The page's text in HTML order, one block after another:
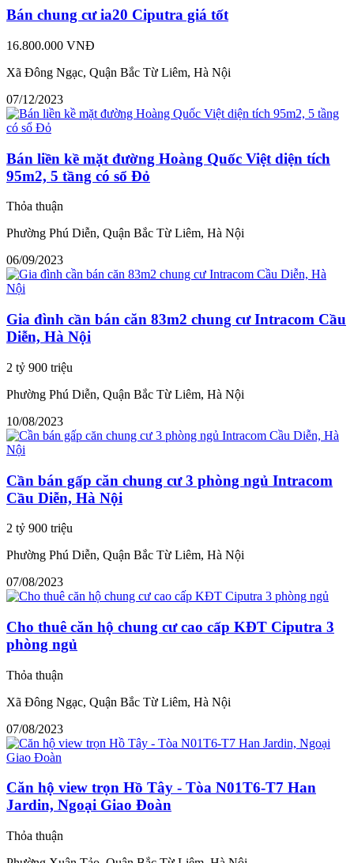
Bán chung cư ia20 Ciputra giá tốt
16.800.000 VNĐ
Xã Đông Ngạc, Quận Bắc Từ Liêm, Hà Nội
07/12/2023
Bán liền kề mặt đường Hoàng Quốc Việt diện tích
95m2, 5 tầng có sổ Đỏ
Thỏa thuận
Phường Phú Diễn, Quận Bắc Từ Liêm, Hà Nội
06/09/2023
Gia đình cần bán căn 83m2 chung cư Intracom Cầu
Diễn, Hà Nội
2 tỷ 900 triệu
Phường Phú Diễn, Quận Bắc Từ Liêm, Hà Nội
10/08/2023
Cần bán gấp căn chung cư 3 phòng ngủ Intracom
Cầu Diễn, Hà Nội
2 tỷ 900 triệu
Phường Phú Diễn, Quận Bắc Từ Liêm, Hà Nội
07/08/2023
Cho thuê căn hộ chung cư cao cấp KĐT Ciputra 3
phòng ngủ
Thỏa thuận
Xã Đông Ngạc, Quận Bắc Từ Liêm, Hà Nội
07/08/2023
Căn hộ view trọn Hồ Tây - Tòa N01T6-T7 Han
Jardin, Ngoại Giao Đoàn
Thỏa thuận